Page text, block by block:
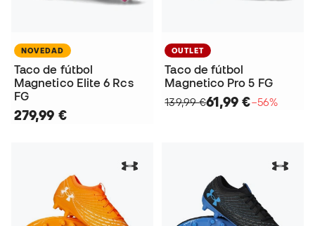
NOVEDAD
Taco de fútbol
Magnetico Elite 6 Rcs
FG
279,99 €
OUTLET
Taco de fútbol
Magnetico Pro 5 FG
139,99 €61,99 €−56%